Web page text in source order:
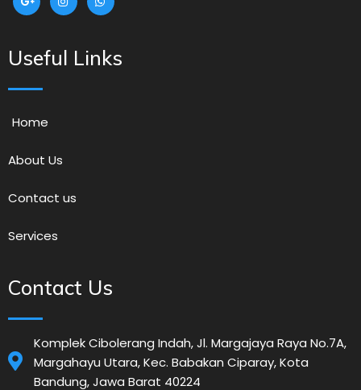
Useful Links
Home
About Us
Contact us
Services
Contact Us
Komplek Cibolerang Indah, Jl. Margajaya Raya No.7A,
Margahayu Utara, Kec. Babakan Ciparay, Kota
Bandung, Jawa Barat 40224